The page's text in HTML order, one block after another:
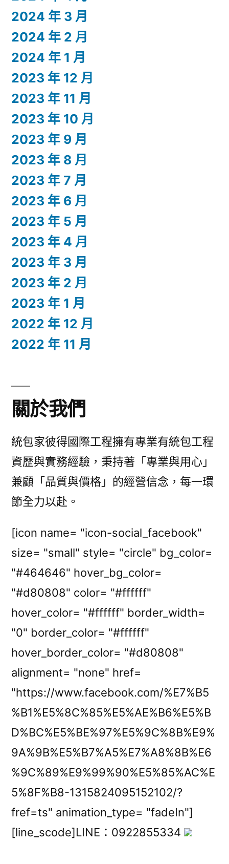
2024 年 3 月
2024 年 2 月
2024 年 1 月
2023 年 12 月
2023 年 11 月
2023 年 10 月
2023 年 9 月
2023 年 8 月
2023 年 7 月
2023 年 6 月
2023 年 5 月
2023 年 4 月
2023 年 3 月
2023 年 2 月
2023 年 1 月
2022 年 12 月
2022 年 11 月
關於我們
統包家彼得國際工程擁有專業有統包工程
資歷與實務經驗，秉持著「專業與用心」
兼顧「品質與價格」的經營信念，每一環
節全力以赴。
[icon name= "icon-social_facebook"
size= "small" style= "circle" bg_color=
"#464646" hover_bg_color=
"#d80808" color= "#ffffff"
hover_color= "#ffffff" border_width=
"0" border_color= "#ffffff"
hover_border_color= "#d80808"
alignment= "none" href=
"https://www.facebook.com/%E7%B5
%B1%E5%8C%85%E5%AE%B6%E5%B
D%BC%E5%BE%97%E5%9C%8B%E9%
9A%9B%E5%B7%A5%E7%A8%8B%E6
%9C%89%E9%99%90%E5%85%AC%E
5%8F%B8-1315824095152102/?
fref=ts" animation_type= "fadeIn"]
[line_scode]LINE：0922855334